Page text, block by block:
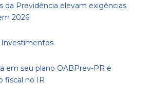
da Previdência elevam exigências
2026
Investimentos
em seu plano OABPrev-PR e
fiscal no IR